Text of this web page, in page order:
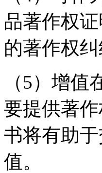
品著作权
的著作权纠
（5）增
要提供著
书将有助
值。